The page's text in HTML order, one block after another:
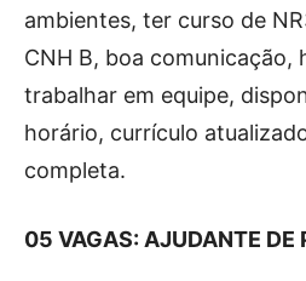
ambientes, ter curso de
CNH B, boa comunicação,
trabalhar em equipe,
horário, currículo
completa.
05 VAGAS: AJUDANTE DE